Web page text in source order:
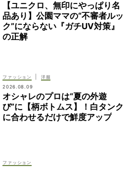
【ユニクロ、無印にやっぱり名
品あり】公園ママの“不審者ルッ
ク”にならない『ガチUV対策』
の正解
ファッション
洋服
2026.08.09
オシャレのプロは“夏の外遊
び”に【柄ボトムス】！白タンク
に合わせるだけで鮮度アップ
ファッション